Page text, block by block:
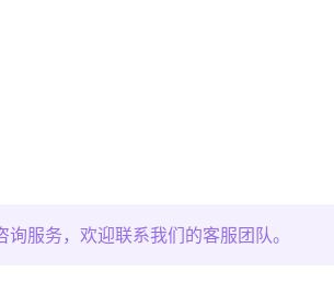
服务，欢迎联系我们的客服团队。